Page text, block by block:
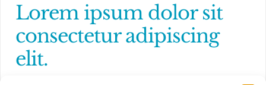
Lorem ipsum dolor sit
consectetur adipiscing
elit.